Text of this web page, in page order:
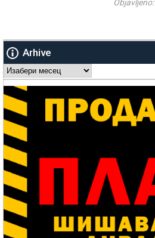
Objavljeno:
Arhive
Arhive